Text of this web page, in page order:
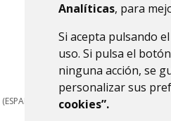
Analíticas, para
Si acepta pulsando
uso. Si pulsa el botón
ninguna acción, se
personalizar sus
cookies”.
(ESPAÑA)